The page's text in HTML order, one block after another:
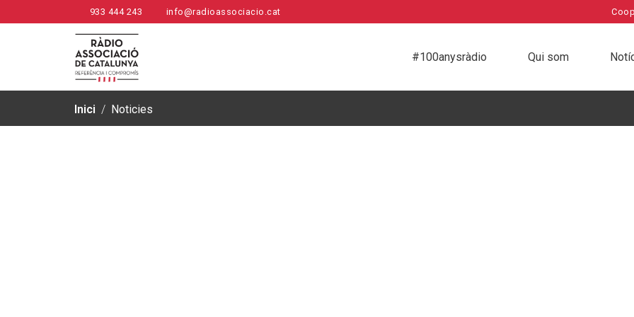
933 444 243 info@radioassociacio.cat
#100anysràdio Qui som
Inici / Noticies